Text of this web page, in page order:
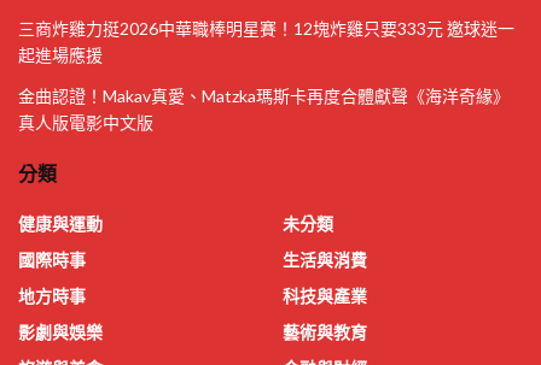
三商炸雞力挺2026中華職棒明星賽！12塊炸雞只要333元 邀球迷一
起進場應援
金曲認證！Makav真愛、Matzka瑪斯卡再度合體獻聲《海洋奇緣》
真人版電影中文版
分類
健康與運動
國際時事
地方時事
影劇與娛樂
未分類
生活與消費
科技與產業
藝術與教育